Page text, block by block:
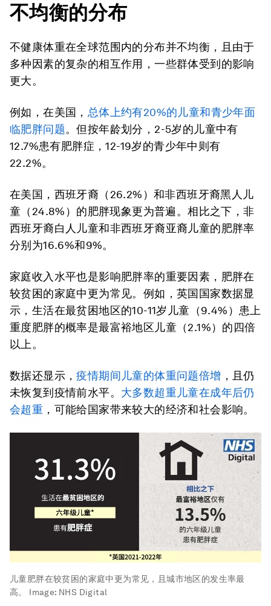
不均衡的分布
不健康体重在全球范围内的分布并不均衡，且由于
多种因素的复杂的相互作用，一些群体受到的影响
更大。
例如，在美国， 总体上约有20%的儿童和青少年面
临肥胖问题。但按年龄划分，2-5岁的儿童中有
12.7%患有肥胖症，12-19岁的青少年中则有
22.2%。
在美国，西班牙裔（26.2%）和非西班牙裔黑人儿
童（24.8%）的肥胖现象更为普遍。相比之下，非
西班牙裔白人儿童和非西班牙裔亚裔儿童的肥胖率
分别为16.6%和9%。
家庭收入水平也是影响肥胖率的重要因素，肥胖在
较贫困的家庭中更为常见。例如，英国国家数据显
示，生活在最贫困地区的10-11岁儿童（9.4%）患上
重度肥胖的概率是最富裕地区儿童（2.1%）的四倍
以上。
数据还显示，疫情期间儿童的体重问题倍增 ，且仍
未恢复到疫情前水平。 大多数超重儿童在成年后仍
会超重 ，可能给国家带来较大的经济和社会影响。
儿童肥胖在较贫困的家庭中更为常见，且城市地区的发生率最
高。
Image: NHS Digital